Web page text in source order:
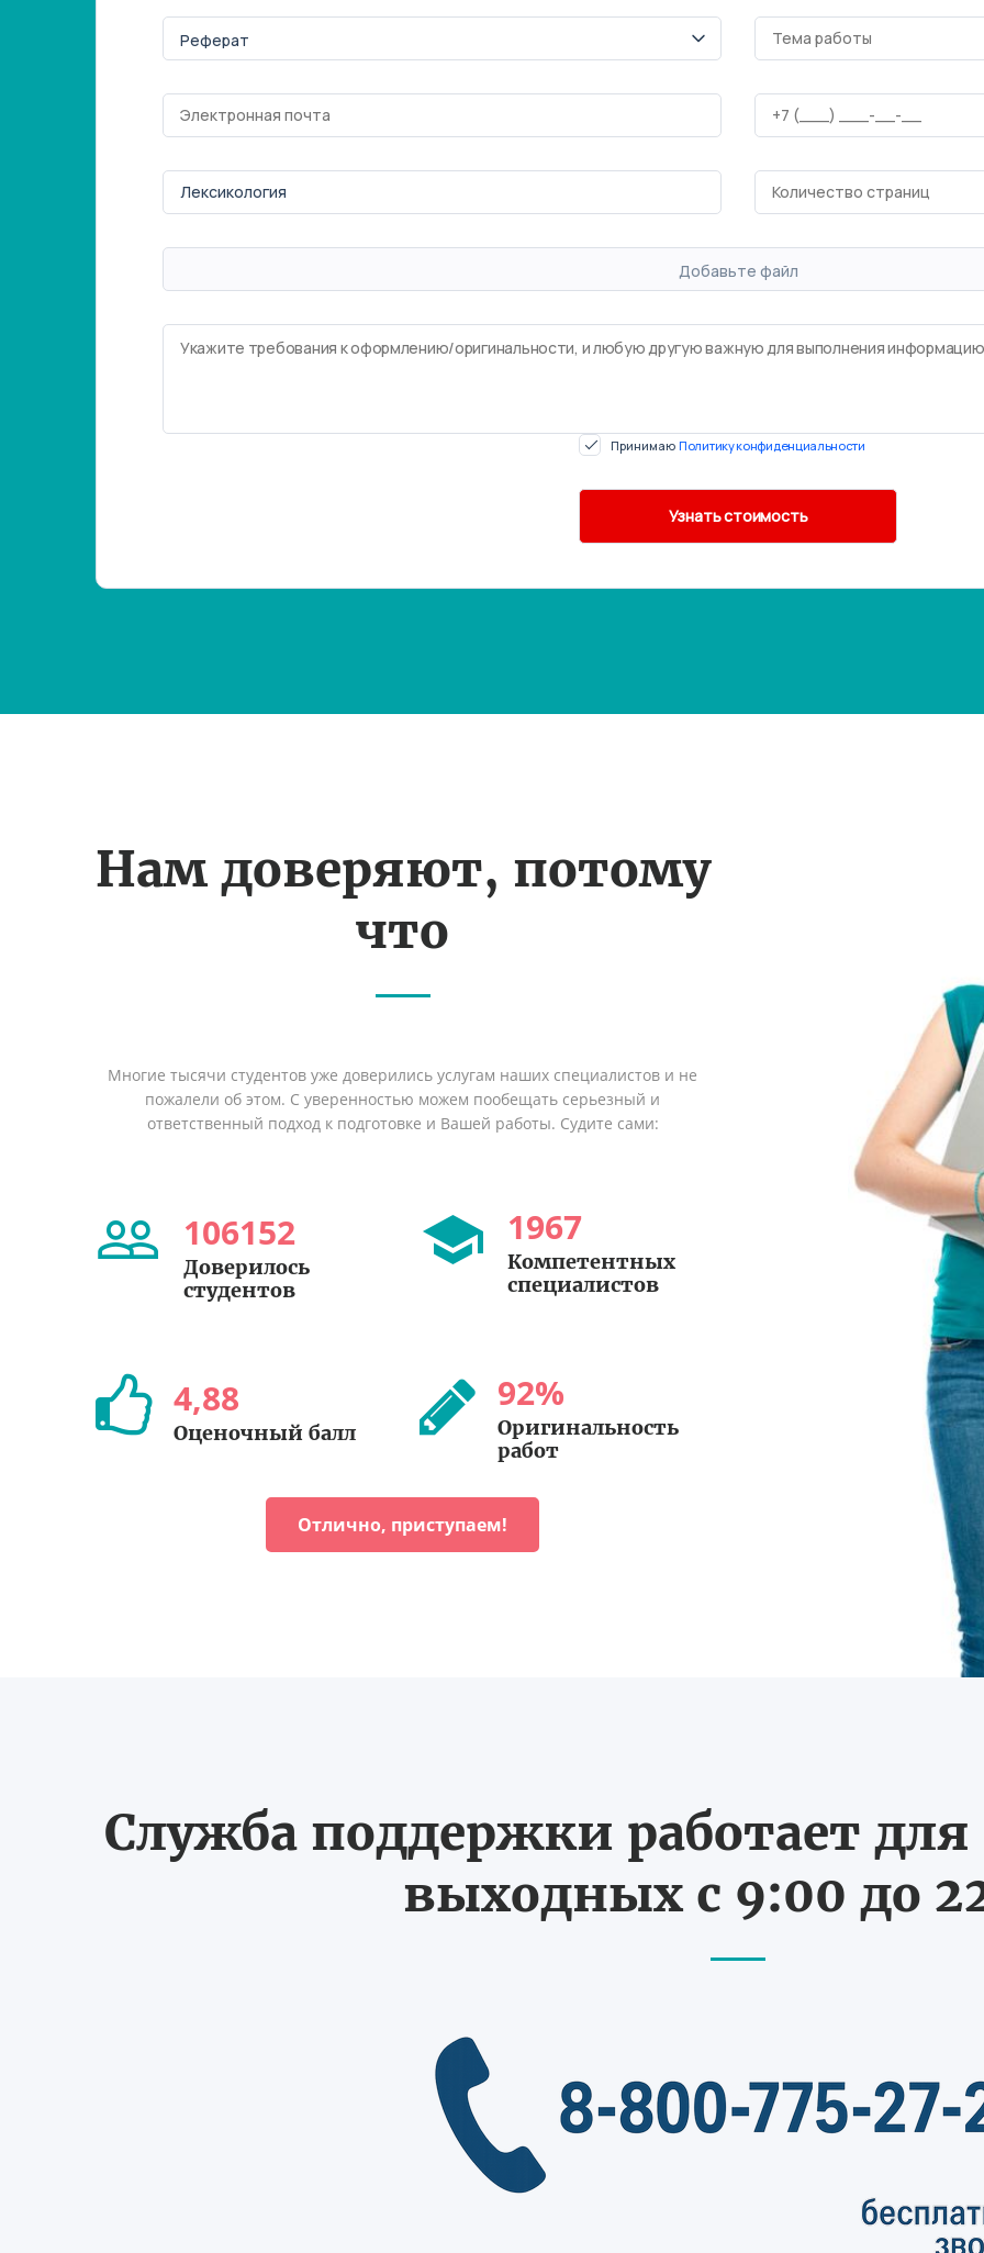
Добавьте файл
Принимаю Политику конфиденциальности
Нам доверяют, потому
что
Многие тысячи студентов уже доверились услугам наших специалистов и не
пожалели об этом. С уверенностью можем пообещать серьезный и
ответственный подход к подготовке и Вашей работы. Судите сами:
106152
Доверилось
студентов
1967
Компетентных
специалистов
4,88
Оценочный балл
92%
Оригинальность
работ
Отлично, приступаем!
Служба поддержки работает для
выходных с 9:00 до